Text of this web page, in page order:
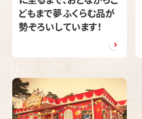
どもまで夢ふくらむ品が
勢ぞろいしています！